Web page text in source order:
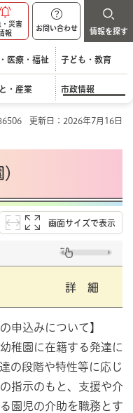
・災害
報
お問い合わせ 情報を探す
医療・福祉 子ども・教育
・産業 市政情報
更新日：2026年7月16日
画面サイズで表示
詳 細
申込みについて】
稚園に在籍する発達に
の段階や特性等に応じ
指示のもと、支援や介
園児の介助を職務とす